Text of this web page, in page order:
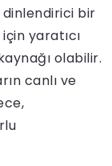
bir
yaratıcı
olabilir.
canlı ve